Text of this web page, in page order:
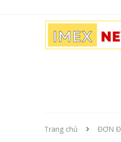
Trang chủ ĐƠN